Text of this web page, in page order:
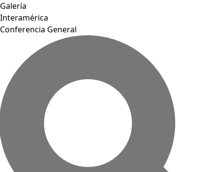
Galería
Interamérica
Conferencia General